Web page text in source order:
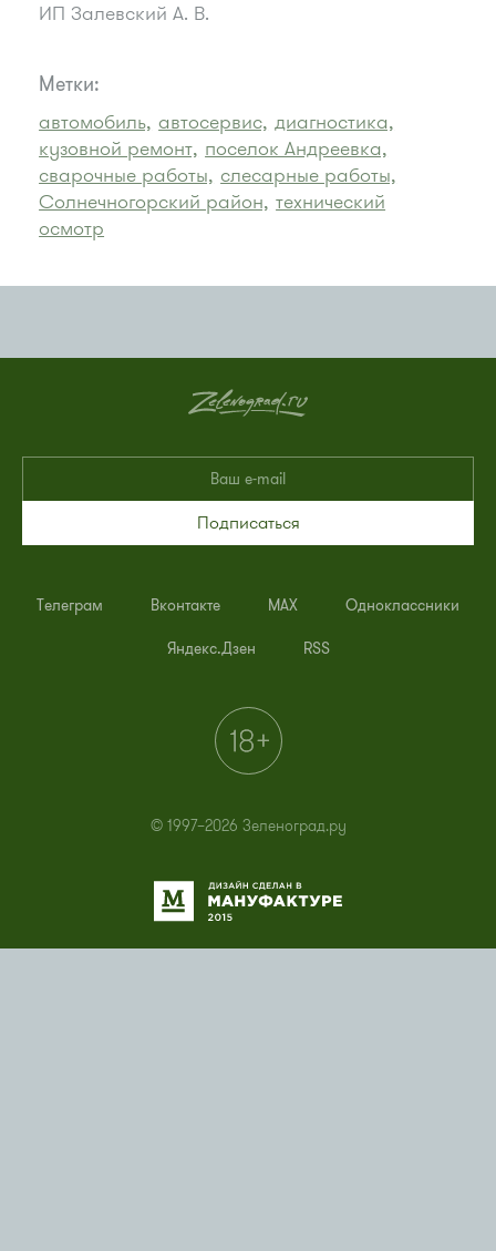
ИП Залевский А. В.
Метки:
автомобиль, автосервис, диагностика,
кузовной ремонт, поселок Андреевка,
сварочные работы, слесарные работы,
Солнечногорский район, технический
осмотр
Подписаться
Телеграм Вконтакте MAX Одноклассники
Яндекс.Дзен RSS
© 1997–2026 Зеленоград.ру